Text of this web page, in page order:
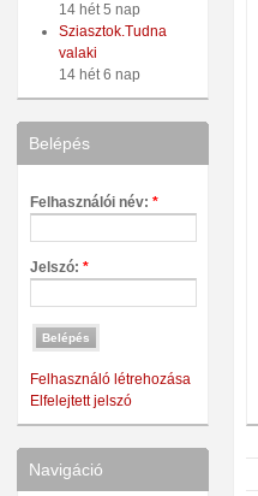
14 hét 5 nap
Sziasztok.Tudna
valaki
14 hét 6 nap
Belépés
Felhasználói név: *
Jelszó: *
Felhasználó létrehozása
Elfelejtett jelszó
Navigáció